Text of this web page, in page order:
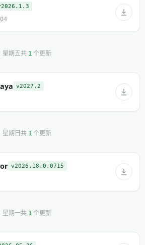
期五共 1 个更新
v2027.2
期日 共 1 个更新
v2026.18.0.0715
期一共 1 个更新